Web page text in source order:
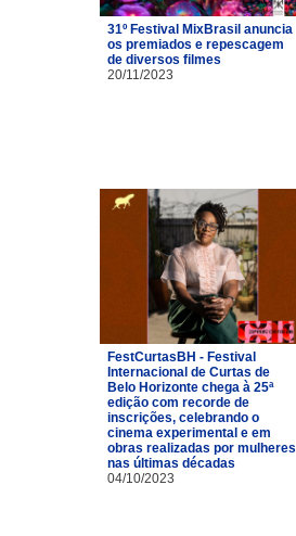
31º Festival MixBrasil anuncia
os premiados e repescagem
de diversos filmes
20/11/2023
FestCurtasBH - Festival
Internacional de Curtas de
Belo Horizonte chega à 25ª
edição com recorde de
inscrições, celebrando o
cinema experimental e em
obras realizadas por mulheres
nas últimas décadas
04/10/2023